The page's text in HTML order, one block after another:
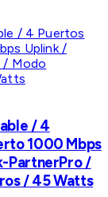
/ 4
1000 Mbps
PartnerPro /
/ 45 Watts